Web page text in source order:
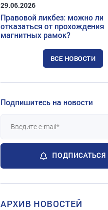
29.06.2026
Правовой ликбез: можно ли
отказаться от прохождения
магнитных рамок?
ВСЕ НОВОСТИ
Подпишитесь на новости
ПОДПИСАТЬСЯ
АРХИВ НОВОСТЕЙ